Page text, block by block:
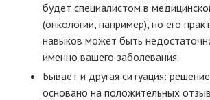
будет специалистом в
(онкологии, например), но его
навыков может быть
именно вашего заболевания.
Бывает и другая ситуация:
основано на положительных